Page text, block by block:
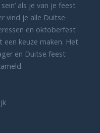
als je van je feest
vind je alle Duitse
en oktoberfest
een keuze maken. Het
en Duitse feest